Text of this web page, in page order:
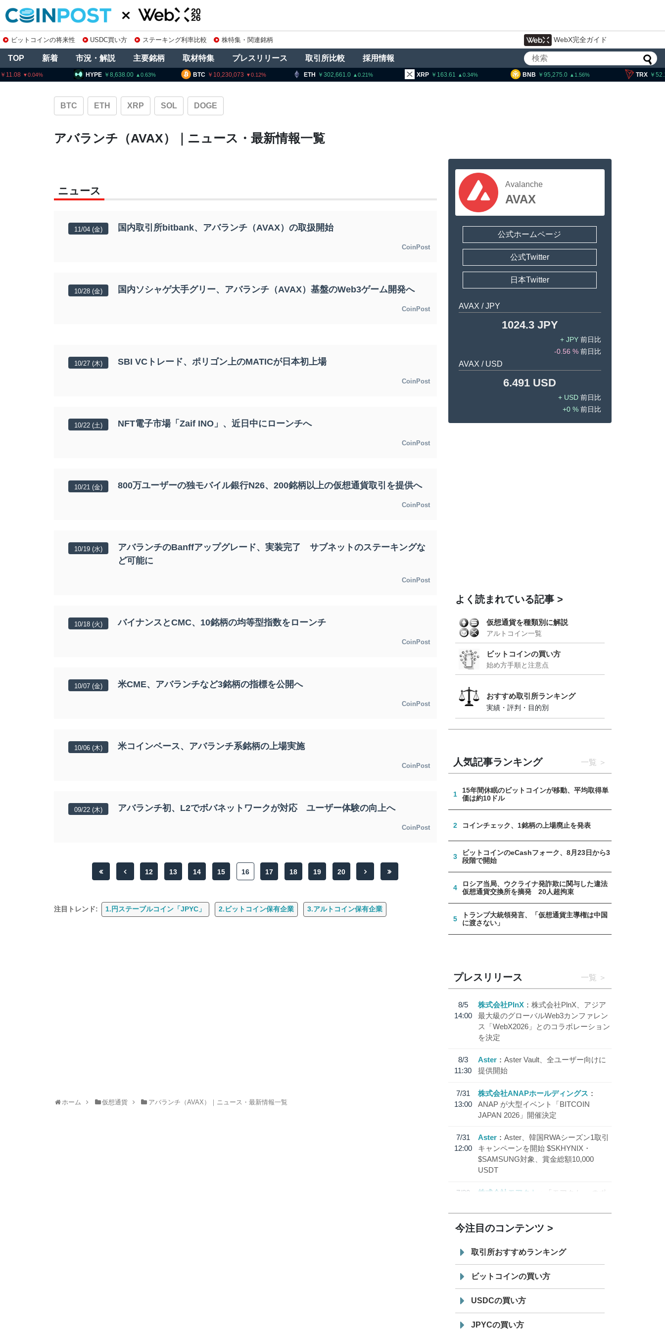
ビットコインの将来性 USDC買い方 ステーキング利率比較 株特集・関連銘柄 WebX完全ガイド
TOP 新着 市況・解説 主要銘柄 取材特集 プレスリリース 取引所比較 採用情報
BTC 10,230,073 0.12 ETH 302,661.0 0.21 XRP 163.61 0.34 BNB 95,275.0 1.56 TRX
HYPE 8,638.00 0.63
BTC ETH XRP SOL DOGE
アバランチ（AVAX）｜ニュース・最新情報一覧
ニュース
11/04 (金) 国内取引所bitbank、アバランチ（AVAX）の取扱開始
CoinPost
10/28 (金) 国内ソシャゲ大手グリー、アバランチ（AVAX）基盤のWeb3ゲーム開発へ
CoinPost
10/27 (木) SBI VCトレード、ポリゴン上のMATICが日本初上場
CoinPost
10/22 (土) NFT電子市場「Zaif INO」、近日中にローンチへ
CoinPost
10/21 (金) 800万ユーザーの独モバイル銀行N26、200銘柄以上の仮想通貨取引を提供へ
CoinPost
10/19 (水)
アバランチのBanffアップグレード、実装完了 サブネットのステーキングな
ど可能に
CoinPost
10/18 (火) バイナンスとCMC、10銘柄の均等型指数をローンチ
CoinPost
10/07 (金) 米CME、アバランチなど3銘柄の指標を公開へ
CoinPost
10/06 (木) 米コインベース、アバランチ系銘柄の上場実施
CoinPost
09/22 (木) アバランチ初、L2でボバネットワークが対応 ユーザー体験の向上へ
CoinPost
12 13 14 15 16 17 18 19 20
注目トレンド: 1.円ステーブルコイン「JPYC」 2.ビットコイン保有企業 3.アルトコイン保有企業
ホーム 仮想通貨 アバランチ（AVAX）｜ニュース・最新情報一覧
Avalanche
AVAX
公式ホームページ
公式Twitter
日本Twitter
AVAX / JPY
1024.3 JPY
JPY
-0.56 %
AVAX / USD
6.491 USD
USD
0 %
よく読まれている記事
仮想通貨を種類別に解説
アルトコイン一覧
ビットコインの買い方
始め方手順と注意点
おすすめ取引所ランキング
実績・評判・目的別
人気記事ランキング 一覧
1
15年間休眠のビットコインが移動、平均取得単
価は約10ドル
2 コインチェック、1銘柄の上場廃止を発表
3
ビットコインのeCashフォーク、8月23日から3
段階で開始
4
ロシア当局、ウクライナ発詐欺に関与した違法
仮想通貨交換所を摘発 20人超拘束
5
トランプ大統領発言、「仮想通貨主導権は中国
に渡さない」
プレスリリース 一覧
8/5
14:00
株式会社PlnX
株式会社PlnX、アジア
最大級のグローバルWeb3カンファレン
ス「WebX2026」とのコラボレーション
を決定
8/3
11:30
Aster
Aster Vault、全ユーザー向けに
提供開始
7/31
13:00
株式会社ANAPホールディングス
ANAP が大型イベント「BITCOIN
JAPAN 2026」開催決定
7/31
12:00
Aster
Aster、韓国RWAシーズン1取引
キャンペーンを開始 $SKHYNIX・
$SAMSUNG対象、賞金総額10,000
USDT
7/30
株式会社モアクト
「モアクト」 のポ
「 JPYC」を追加
19:30
てステーブルコイン「JPYSC」徹底解
説セミナーを開催
今注目のコンテンツ
取引所おすすめランキング
ビットコインの買い方
USDCの買い方
JPYCの買い方